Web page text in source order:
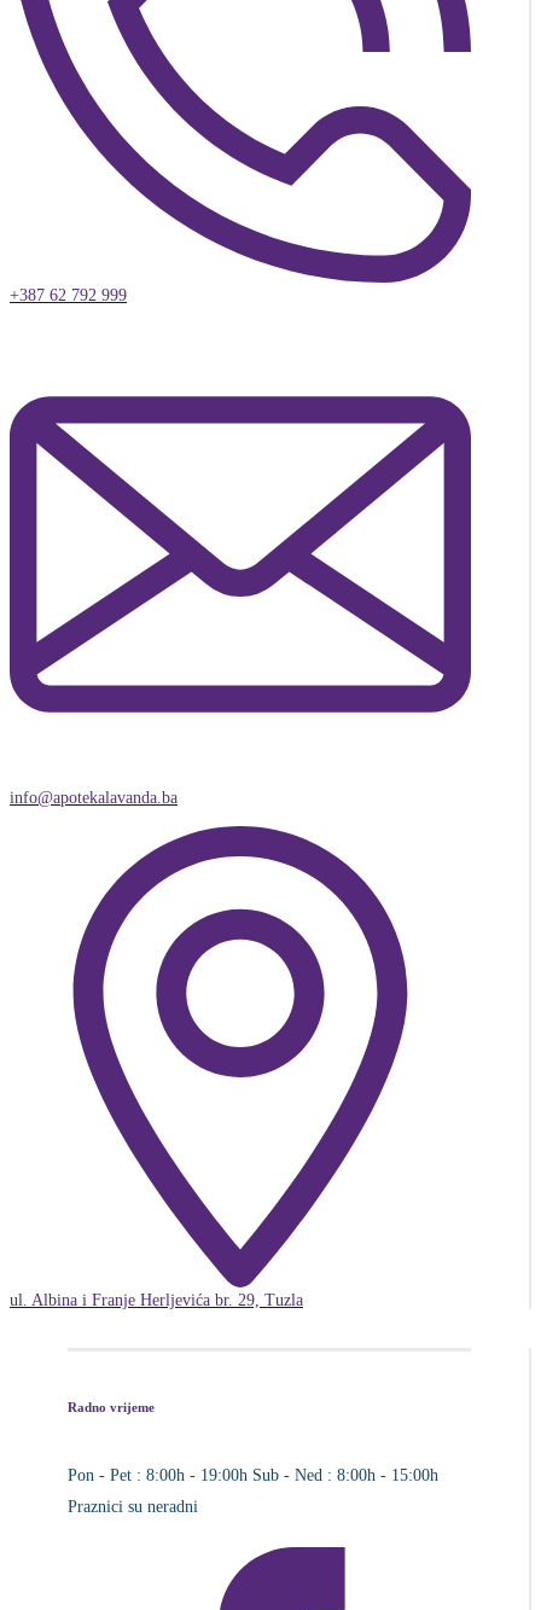
+387 62 792 999
info@apotekalavanda.ba
ul. Albina i Franje Herljevića br. 29, Tuzla
Radno vrijeme
Pon - Pet : 8:00h - 19:00h Sub - Ned : 8:00h - 15:00h
Praznici su neradni